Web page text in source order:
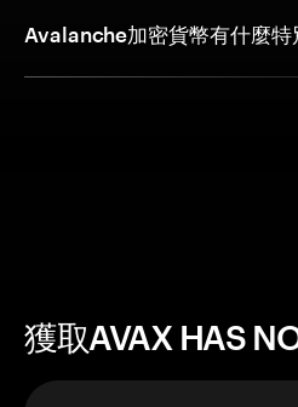
Avalanche加密貨幣有什麼特
獲取AVAX HAS